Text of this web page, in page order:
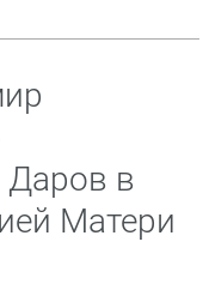
в
Матери